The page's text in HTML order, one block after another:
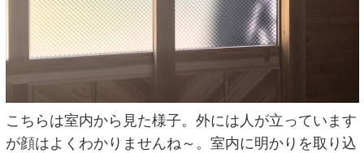
こちらは室内から見た様子。外には人が立っています
が顔はよくわかりませんね～。室内に明かりを取り込